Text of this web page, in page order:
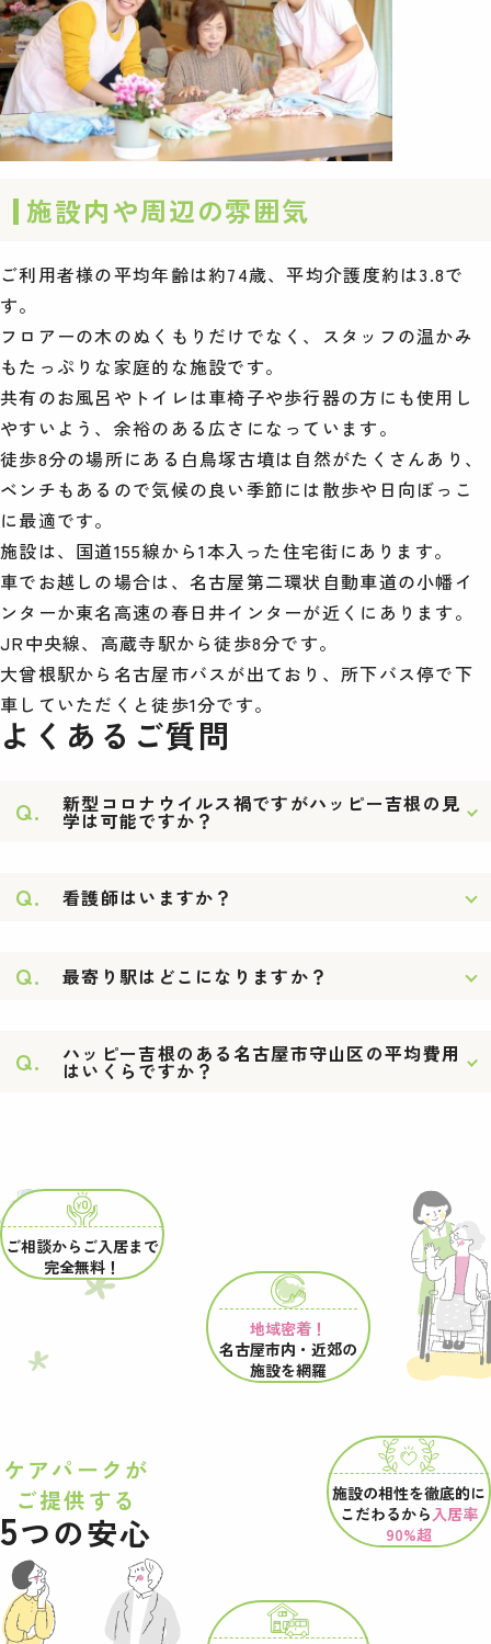
施設内や周辺の雰囲気
ご利用者様の平均年齢は約74歳、平均介護度約は3.8で
す。
フロアーの木のぬくもりだけでなく、スタッフの温かみ
もたっぷりな家庭的な施設です。
共有のお風呂やトイレは車椅子や歩行器の方にも使用し
やすいよう、余裕のある広さになっています。
徒歩8分の場所にある白鳥塚古墳は自然がたくさんあり、
ベンチもあるので気候の良い季節には散歩や日向ぼっこ
に最適です。
施設は、国道155線から1本入った住宅街にあります。
車でお越しの場合は、名古屋第二環状自動車道の小幡イ
ンターか東名高速の春日井インターが近くにあります。
JR中央線、高蔵寺駅から徒歩8分です。
大曾根駅から名古屋市バスが出ており、所下バス停で下
車していただくと徒歩1分です。
よくあるご質問
Q. 新型コロナウイルス禍ですがハッピー吉根の見
学は可能ですか？
Q. 看護師はいますか？
Q. 最寄り駅はどこになりますか？
Q. ハッピー吉根のある名古屋市守山区の平均費用
はいくらですか？
ケアパークが
ご提供する
5つの安心
ご相談からご入居まで
完全無料！
地域密着！
名古屋市内・近郊の
施設を網羅
施設の相性を徹底的に
こだわるから 入居率
90%超